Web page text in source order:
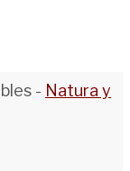
- Natura y